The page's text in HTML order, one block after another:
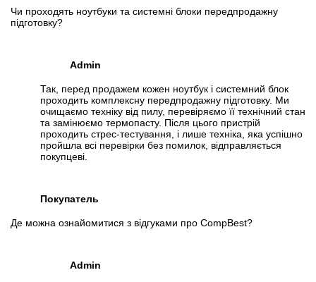
Чи проходять ноутбуки та системні блоки передпродажну
підготовку?
Admin
Так, перед продажем кожен ноутбук і системний блок
проходить комплексну передпродажну підготовку. Ми
очищаємо техніку від пилу, перевіряємо її технічний стан
та замінюємо термопасту. Після цього пристрій
проходить стрес-тестування, і лише техніка, яка успішно
пройшла всі перевірки без помилок, відправляється
покупцеві.
Покупатель
Де можна ознайомитися з відгуками про CompBest?
Admin